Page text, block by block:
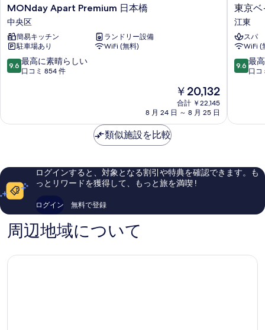
MONday
Apart
Premium
日
本
橋
中
MONday Apart Premium 日本橋
中央区
簡易キッチン
ランドリー設備
駐車場あり
WiFi (無料)
10
段
高
ら
い、
口
854
件
の
9.6 最高に素晴らしい
口コミ 854 件
現
在
の
￥20,132
合計 ￥22,145
8 月 24 日 ～ 8 月 25 日
東
京
ベ
イ
潮
見
プ
テ
東京ベ
江東
スパ
WiFi (
10
段
高
ら
し
9.6 最
口コ
類似施設を比較
ログインすると、対象となる割引や特典を確認できます。も
っとリワードを獲得して、もっと旅を満喫 !
ログイン 無料で登録
周辺地域について